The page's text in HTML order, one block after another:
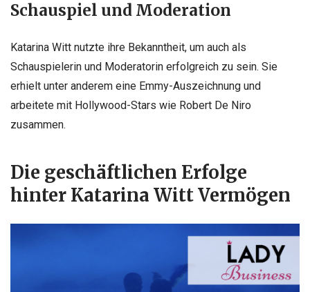
Schauspiel und Moderation
Katarina Witt nutzte ihre Bekanntheit, um auch als
Schauspielerin und Moderatorin erfolgreich zu sein. Sie
erhielt unter anderem eine Emmy-Auszeichnung und
arbeitete mit Hollywood-Stars wie Robert De Niro
zusammen.
Die geschäftlichen Erfolge
hinter Katarina Witt Vermögen